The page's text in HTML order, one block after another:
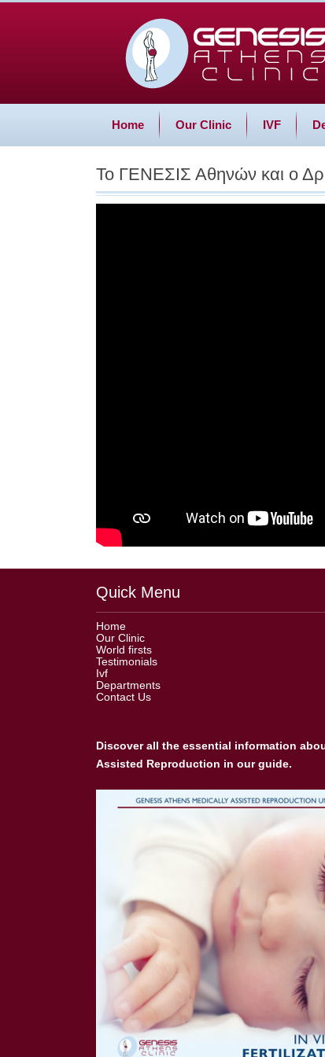
Home Our Clinic IVF
Το ΓΕΝΕΣΙΣ Αθηνών και ο
Quick Menu
Home
Our Clinic
World firsts
Testimonials
Ivf
Departments
Contact Us
Discover all the essential information
Assisted Reproduction in our guide.